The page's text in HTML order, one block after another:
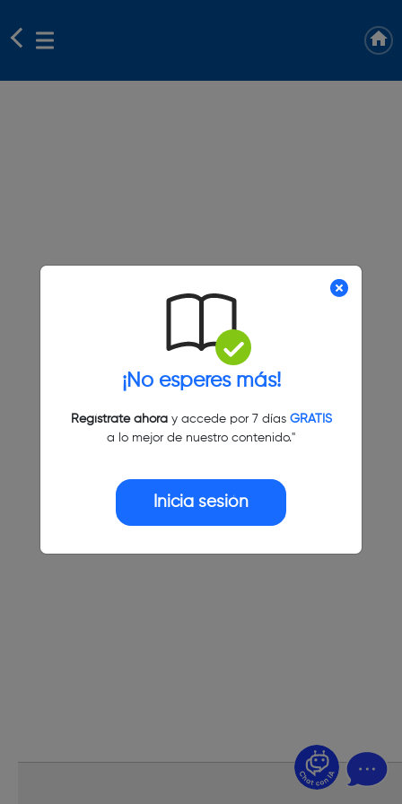
¡No esperes más!
Regístrate ahoray accede por 7 días GRATIS
a lo mejor de nuestro contenido."
Inicia sesión